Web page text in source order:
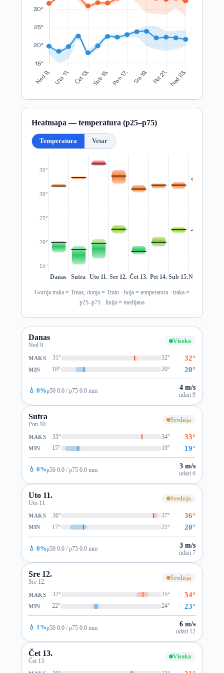
Heatmapa — temperatura (p25–p75)
Temperatura Vetar
15°
20°
25°
30°
35°
Danas Sutra Uto 11. Sre 12. Čet 13. Pet 14. Sub 15.Ned 16.
Gornja traka = Tmax, donja = Tmin · boja = temperatura · traka =
p25–p75 · linija = medijana
Danas
Ned 9.
Visoka
MAKS 31° 32° 32°
MIN 18° 20° 20°
💧 0%p50 0.0 / p75 0.0 mm 4 m/s
udari 9
Sutra
Pon 10.
Srednja
MAKS 33° 34° 33°
MIN 15° 19° 19°
💧 0%p50 0.0 / p75 0.0 mm 3 m/s
udari 6
Uto 11.
Uto 11.
Srednja
MAKS 36° 37° 36°
MIN 17° 21° 20°
💧 0%p50 0.0 / p75 0.0 mm 3 m/s
udari 7
Sre 12.
Sre 12.
Srednja
MAKS 32° 35° 34°
MIN 22° 24° 23°
💧 1%p50 0.0 / p75 0.0 mm 6 m/s
udari 12
Čet 13.
Čet 13.
Visoka